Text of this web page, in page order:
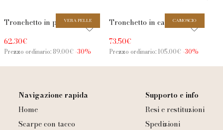
VERA PELLE
Tronchetto in pelle testa di
62.30€
Prezzo ordinario: 89.00€ -30%
CAMOSCIO
Tronchetto in camoscio
bordeaux con tacco 6,5 cm
73.50€
Prezzo ordinario: 105.00€ -30%
Navigazione rapida
Home
Scarpe con tacco
Supporto e info
Resi e restituzioni
Spedizioni